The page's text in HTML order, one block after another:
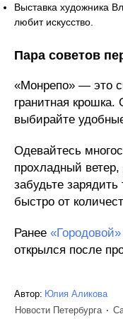
Выставка художника
любит искусство.
Пара советов
«Монрепо» — это
гранитная крошка.
выбирайте
Одевайтесь
прохладный
забудьте
быстро от
Ранее
открылся после
Автор: Юлия Аликова
Новости Петербурга